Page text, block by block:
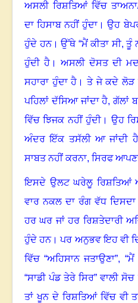
ਅਸਲੀ ਰਿਸ਼ਤਿਆਂ ਵਿੱਚ
ਦਾ ਹਿਸਾਬ ਨਹੀਂ ਹੁੰਦਾ। ਉਹ
ਹੁੰਦੇ ਹਨ। ਉੱਥੇ “ਮੈਂ ਕੀਤਾ ਸੀ,ਤੂੰ
ਹੁੰਦੀ ਹੈ। ਅਸਲੀ ਦੋਸਤ ਦੀ
ਸਹਾਰਾ ਹੁੰਦਾ ਹੈ। ਤੇ ਜੇ ਕਦੇ ਲੋੜ
ਪਹਿਲਾਂ ਦੱਸਿਆ ਜਾਂਦਾ ਹੈ, ਗੱਲਾਂ
ਵਿੱਚ ਝਿਜਕ ਨਹੀਂ ਹੁੰਦੀ। ਉਹ
ਅੰਦਰ ਇੱਕ ਤਸੱਲੀ ਆ ਜਾਂਦੀ
ਸਾਬਤ ਨਹੀਂ ਕਰਨਾ, ਸਿਰਫ
ਇਸਦੇ ਉਲਟ ਘਰੇਲੂ ਰਿਸ਼ਤਿਆਂ
ਵਾਰ ਨਕਲ ਦਾ ਰੰਗ ਵੱਧ
ਹਰ ਘਰ ਜਾਂ ਹਰ ਰਿਸ਼ਤੇਦਾਰੀ
ਹੁੰਦੇ ਹਨ। ਪਰ ਅਨੁਭਵ ਇਹ ਵੀ
ਵਿੱਚ “ਅਹਿਸਾਨ ਜਤਾਉਣਾ”, “ਮੈਂ
“ਸਾਡੀ ਪੰਡ ਤੇਰੇ ਸਿਰ” ਵਾਲੀ
ਤਾਂ ਖੂਨ ਦੇ ਰਿਸ਼ਤਿਆਂ ਵਿੱਚ ਵੀ